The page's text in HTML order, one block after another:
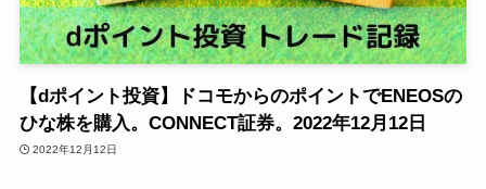
【dポイント投資】ドコモからのポイントでENEOSの
ひな株を購入。CONNECT証券。2022年12月12日
2022年12月12日